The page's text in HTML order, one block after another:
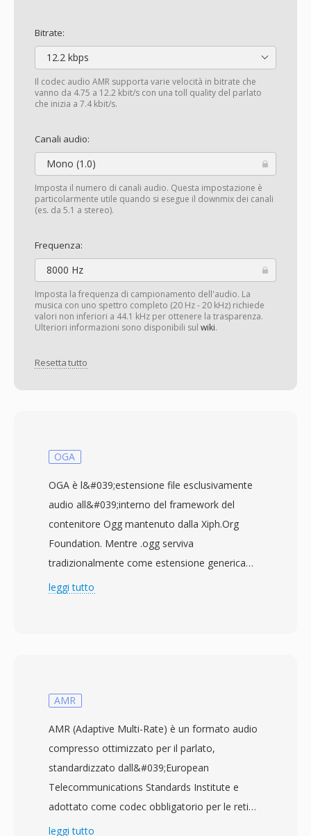
Bitrate:
12.2 kbps
Il codec audio AMR supporta varie velocità in bitrate che
vanno da 4.75 a 12.2 kbit/s con una toll quality del parlato
che inizia a 7.4 kbit/s.
Canali audio:
Mono (1.0)
Imposta il numero di canali audio. Questa impostazione è
particolarmente utile quando si esegue il downmix dei canali
(es. da 5.1 a stereo).
Frequenza:
8000 Hz
Imposta la frequenza di campionamento dell'audio. La
musica con uno spettro completo (20 Hz - 20 kHz) richiede
valori non inferiori a 44.1 kHz per ottenere la trasparenza.
Ulteriori informazioni sono disponibili sul wiki.
Resetta tutto
OGA
OGA è l&#039;estensione file esclusivamente
audio all&#039;interno del framework del
contenitore Ogg mantenuto dalla Xiph.Org
Foundation. Mentre .ogg serviva
tradizionalmente come estensione generica
per qualsiasi flusso incapsulato in Ogg,
contenitore è agnostico rispetto al codec,
supporto per bitstream logici concatenati e
ricerca basata su granuli. Un beneficio
dell&#039;OGA è l&#039;interoperabilità: le
.oga possono ottimizzare la riproduzione
leggi tutto
AMR
AMR (Adaptive Multi-Rate) è un formato audio
compresso ottimizzato per il parlato,
standardizzato dall&#039;European
Telecommunications Standards Institute e
adottato come codec obbligatorio per le reti
mobili GSM e 3G. Il codec commuta
leggi tutto